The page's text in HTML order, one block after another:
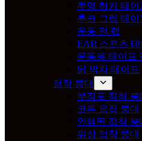
투명 하키 테이
후크 그립 테이
운동 전 랩
EAB 스포츠 테
운동용 테이프
닭 박차 테이프
점착 붕대
부직포 점착 붕
코튼 응집 붕대
인쇄된 접착 붕
위장 접착 붕대